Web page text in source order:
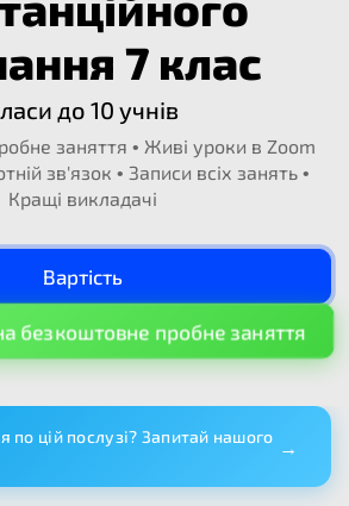
7 клас​
до 10 учнів
заняття • Живі уроки в Zoom
зв'язок • Записи всіх занять •
Кращі викладачі
Вартість
безкоштовне пробне заняття
по цій послузі? Запитай нашого →